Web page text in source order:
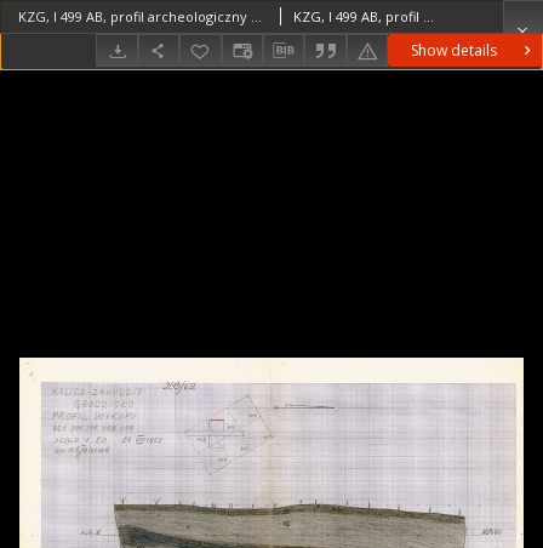
Show details
KZG, I 499 AB, profil archeologiczny W wykopu KZG, I 499 AB, profil archeologiczny W wykopu średniowiecze wczesne